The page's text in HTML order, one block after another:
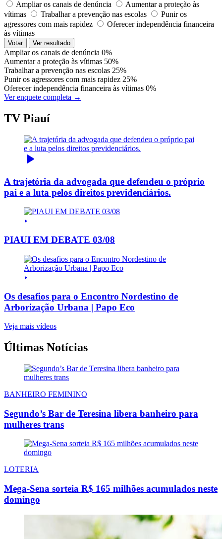
Ampliar os canais de denúncia
Aumentar a proteção às
vítimas
Trabalhar a prevenção nas escolas
Punir os
agressores com mais rapidez
Oferecer independência financeira
às vítimas
Votar Ver resultado
Ampliar os canais de denúncia 0%
Aumentar a proteção às vítimas 50%
Trabalhar a prevenção nas escolas 25%
Punir os agressores com mais rapidez 25%
Oferecer independência financeira às vítimas 0%
Ver enquete completa →
TV Piauí
A trajetória da advogada que defendeu o próprio
pai e a luta pelos direitos previdenciários.
PIAUI EM DEBATE 03/08
Os desafios para o Encontro Nordestino de
Arborização Urbana | Papo Eco
Veja mais vídeos
Últimas Notícias
BANHEIRO FEMININO
Segundo’s Bar de Teresina libera banheiro para
mulheres trans
LOTERIA
Mega-Sena sorteia R$ 165 milhões acumulados neste
domingo